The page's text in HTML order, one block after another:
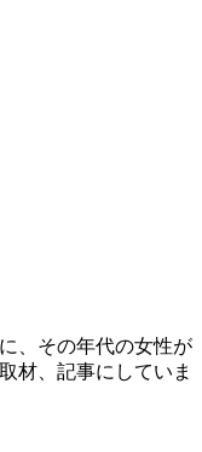
、その年代の女性が
材、記事にしていま